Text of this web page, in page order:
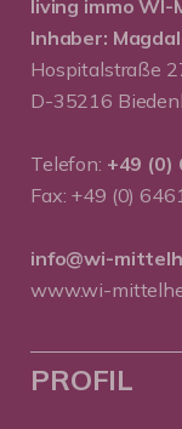
living immo
Inhaber:
Hospitalstraße
D-35216
Telefon: +49 (0)
Fax: +49 (0)
info@wi-
www.wi-
PROFIL